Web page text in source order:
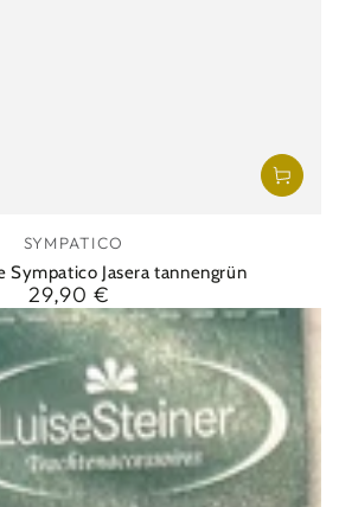
Verkäufer/in:
SYMPATICO
Sympatico Jasera tannengrün
Regulärer
Preis
29,90 €